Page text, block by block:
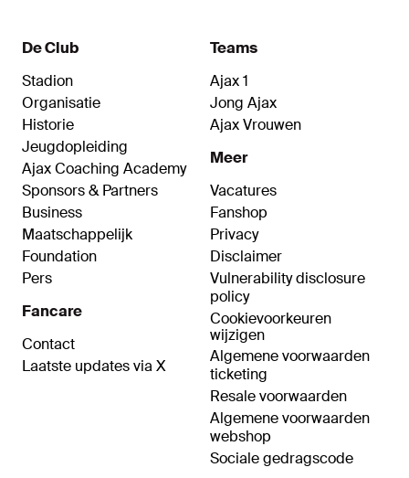
De Club
Stadion
Organisatie
Historie
Jeugdopleiding
Ajax Coaching Academy
Sponsors & Partners
Business
Maatschappelijk
Foundation
Pers
Fancare
Contact
Laatste updates via X
Teams
Ajax 1
Jong Ajax
Ajax Vrouwen
Meer
Vacatures
Fanshop
Privacy
Disclaimer
Vulnerability disclosure
policy
Cookievoorkeuren
wijzigen
Algemene voorwaarden
ticketing
Resale voorwaarden
Algemene voorwaarden
webshop
Sociale gedragscode